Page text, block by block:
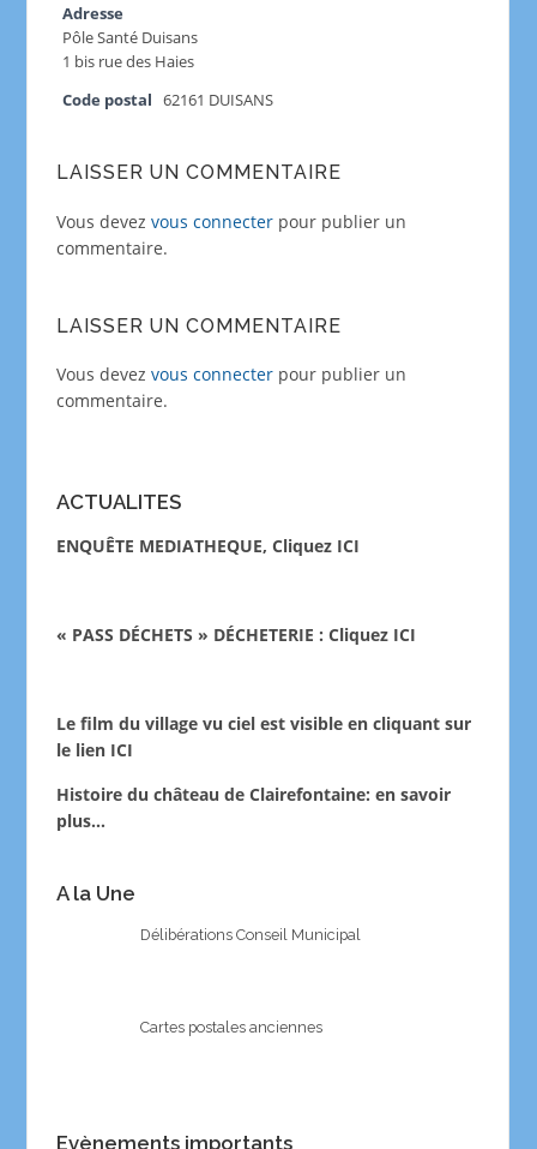
Adresse
Pôle Santé Duisans
1 bis rue des Haies
Code postal 62161 DUISANS
LAISSER UN COMMENTAIRE
Vous devez vous connecterpour publier un
commentaire.
LAISSER UN COMMENTAIRE
Vous devez vous connecterpour publier un
commentaire.
ACTUALITES
ENQUÊTE MEDIATHEQUE, Cliquez ICI
« PASS DÉCHETS » DÉCHETERIE : Cliquez ICI
Le film du village vu ciel est visible en cliquant sur
le lien ICI
Histoire du château de Clairefontaine: en savoir
plus…
A la Une
Délibérations Conseil Municipal
Cartes postales anciennes
Evènements importants